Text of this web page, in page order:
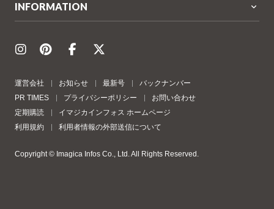
INFORMATION
運営会社 お知らせ 最新号
バックナンバー
PR TIMES
プライバシーポリシー
お問い合わせ
定期購読
イマジカインフォス ホームページ
利用規約
利用者情報の外部送信について
Copyright © Imagica Infos Co., Ltd. All Rights Reserved.